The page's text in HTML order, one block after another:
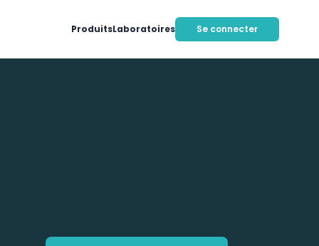
ProduitsLaboratoires Se connecter